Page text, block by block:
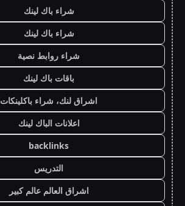
شراء باك لينك
شراء باك لينك
شراء روابط نصية
باقات باك لينك
اشراق لنك، شراء باكلينكات
اعلانات الباك لينك
backlinks
التدريس
اشراق العالم عالم كبير